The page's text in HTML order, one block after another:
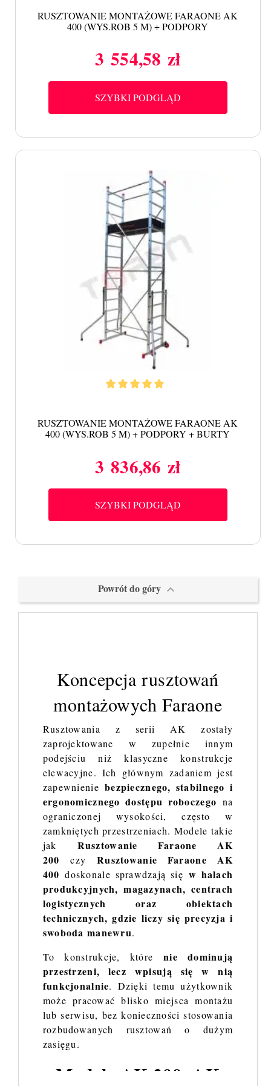
RUSZTOWANIE MONTAŻOWE FARAONE AK
400 (WYS.ROB 5 M) + PODPORY
Cena
3 554,58 zł
SZYBKI PODGLĄD
RUSZTOWANIE MONTAŻOWE FARAONE AK
400 (WYS.ROB 5 M) + PODPORY + BURTY
Cena
3 836,86 zł
SZYBKI PODGLĄD
Powrót do góry 
Koncepcja rusztowań
montażowych Faraone
Rusztowania z serii AK zostały
zaprojektowane w zupełnie innym
podejściu niż klasyczne konstrukcje
elewacyjne. Ich głównym zadaniem jest
zapewnieniebezpiecznego, stabilnego i
ergonomicznego dostępu roboczego na
ograniczonej wysokości, często w
zamkniętych przestrzeniach. Modele takie
jak Rusztowanie Faraone AK
200 czyRusztowanie Faraone AK
400 doskonale sprawdzają się w halach
produkcyjnych, magazynach, centrach
logistycznych oraz obiektach
technicznych, gdzie liczy się precyzja i
swoboda manewru.
To konstrukcje, które
nie dominują
przestrzeni, lecz wpisują się w nią
funkcjonalnie. Dzięki temu użytkownik
może pracować blisko miejsca montażu
lub serwisu, bez konieczności stosowania
rozbudowanych rusztowań o dużym
zasięgu.
Modele AK 200, AK